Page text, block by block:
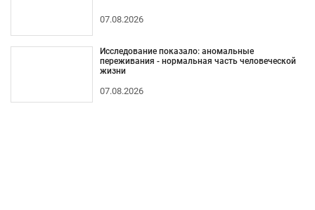
07.08.2026
Исследование показало: аномальные
переживания - нормальная часть человеческой
жизни
07.08.2026